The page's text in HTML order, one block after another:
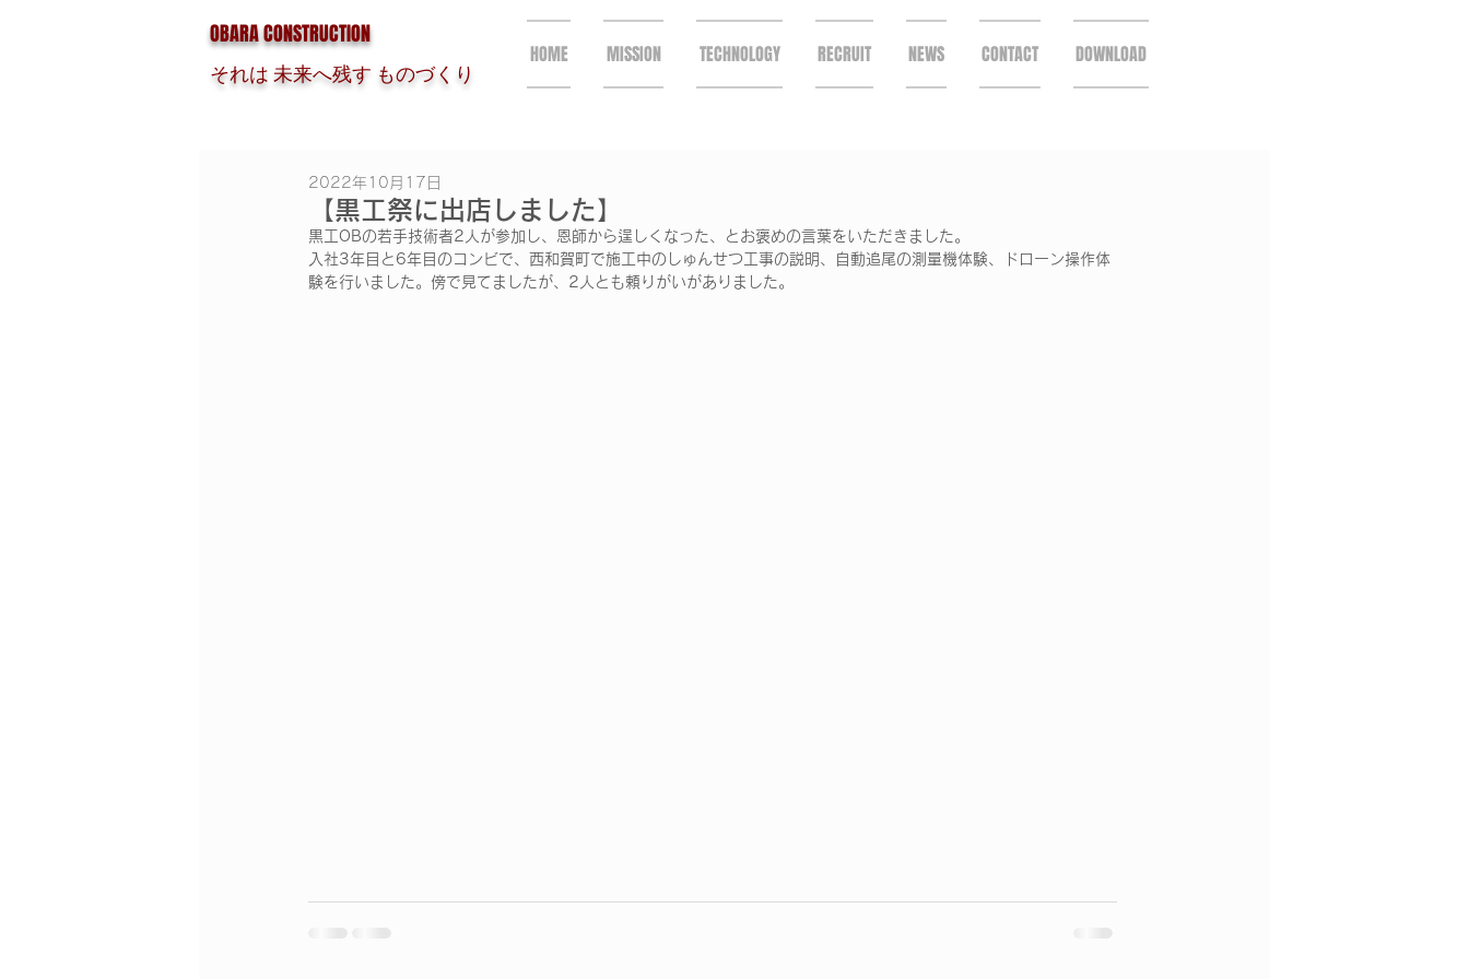
OBARA CONSTRUCTION
それは 未来へ残す ものづくり
HOME MISSION TECHNOLOGY RECRUIT NEWS CONTACT DOWNLOAD
【黒工祭に出店しました】
2022年10月17日
黒工OBの若手技術者2人が参加し、恩師から逞しくなった、とお褒めの言葉をいただきました。
入社3年目と6年目のコンビで、西和賀町で施工中のしゅんせつ工事の説明、自動追尾の測量機体験、ドローン操作体
験を行いました。傍で見てましたが、2人とも頼りがいがありました。